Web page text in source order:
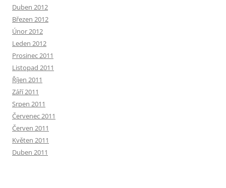
Duben 2012
Březen 2012
Únor 2012
Leden 2012
Prosinec 2011
Listopad 2011
Říjen 2011
Září 2011
Srpen 2011
Červenec 2011
Červen 2011
Květen 2011
Duben 2011